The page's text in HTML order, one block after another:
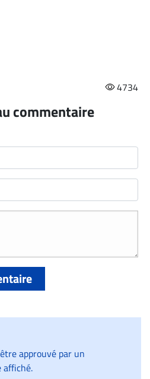
4734
commentaire
approuvé par un
affiché.